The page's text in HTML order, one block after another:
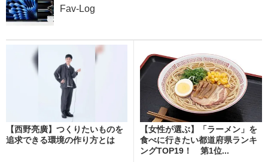
Fav-Log
【西野亮廣】つくりたいものを
追求できる環境の作り方とは
【女性が選ぶ】「ラーメン」を
食べに行きたい都道府県ランキ
ングTOP19！ 第1位...